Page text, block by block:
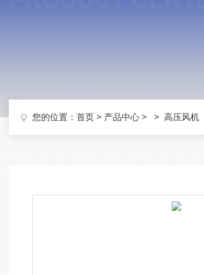
您的位置： 首页 > 产品中心 > > 高压风机